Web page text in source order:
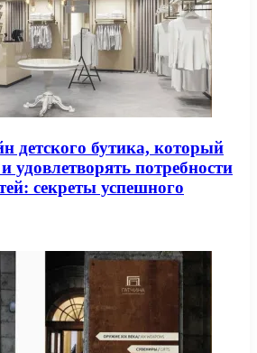
детского бутика, который
удовлетворять потребности
секреты успешного